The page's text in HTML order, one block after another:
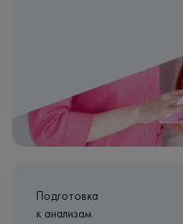
Подготовка
к анализам